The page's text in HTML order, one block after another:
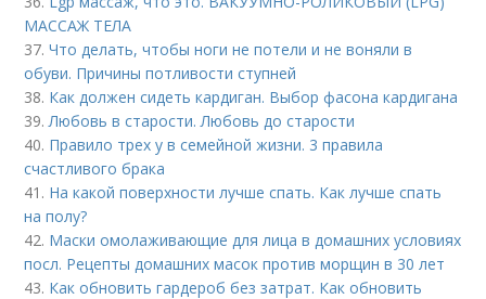
МАССАЖ ТЕЛА
37.Что делать, чтобы ноги не потели и не воняли в
обуви. Причины потливости ступней
38. Как должен сидеть кардиган. Выбор фасона кардигана
39. Любовь в старости. Любовь до старости
40. Правило трех у в семейной жизни. 3 правила
счастливого брака
41. На какой поверхности лучше спать. Как лучше спать
на полу?
42. Маски омолаживающие для лица в домашних условиях
посл. Рецепты домашних масок против морщин в 30 лет
43. Как обновить гардероб без затрат. Как обновить